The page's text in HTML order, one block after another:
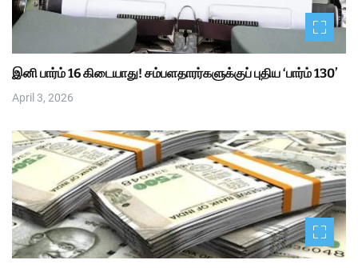
இனி பார்ம் 16 கிடையாது! சம்பளதாரர்களுக்குப் புதிய ‘பார்ம் 130’
April 3, 2026